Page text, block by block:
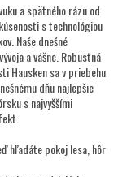
a spätného rázu od
s technológiou
Naše dnešné
a vášne. Robustná
Hausken sa v priebehu
dňu najlepšie
s najvyššími
hľadáte pokoj lesa, hôr